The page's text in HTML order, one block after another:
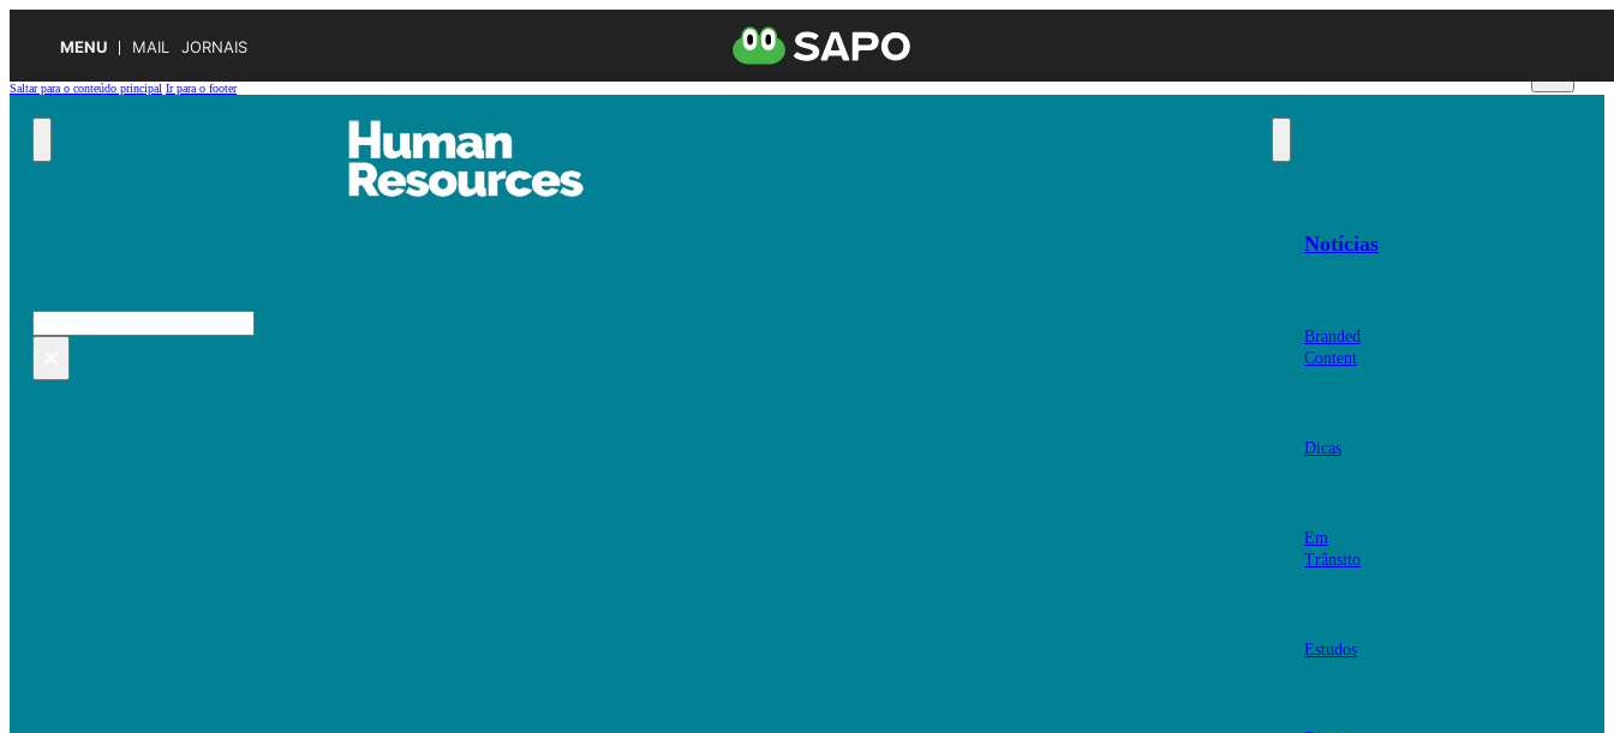
MENU MAIL JORNAIS
Saltar para o conteúdo principal Ir para o footer
Pesquisar
Notícias
Branded
Content
Dicas
Em
Trânsito
Estudos